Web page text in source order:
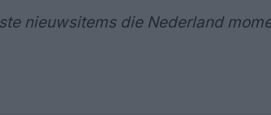
nieuwsitems die Nederland